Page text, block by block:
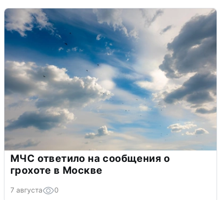
МЧС ответило на сообщения о
грохоте в Москве
7 августа 0